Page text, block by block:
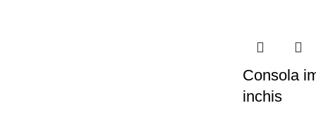
Consola
inchis